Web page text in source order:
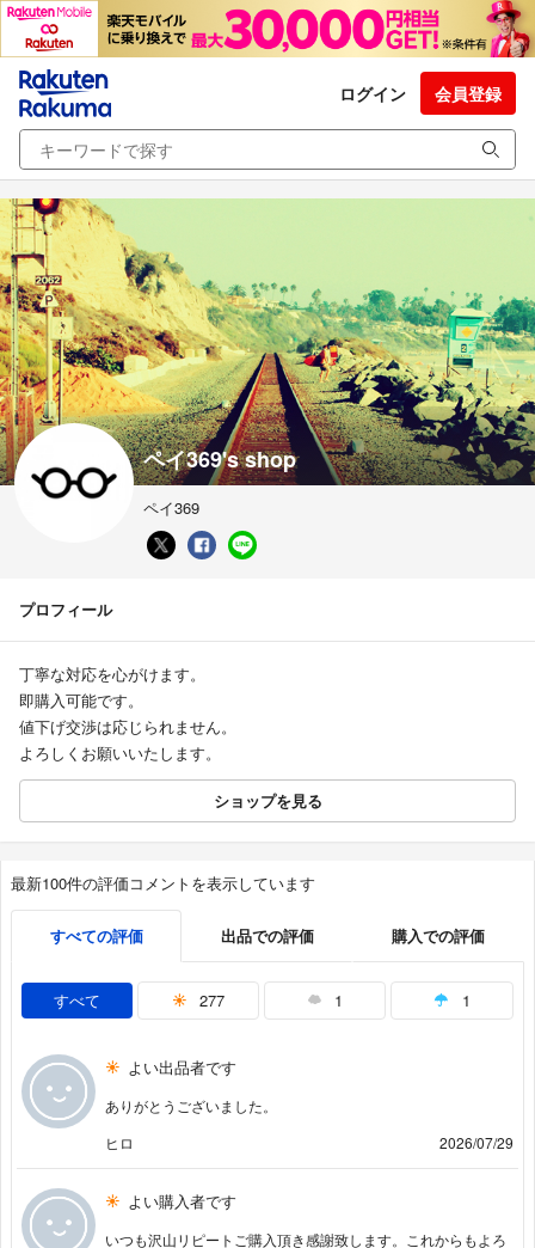
ログイン 会員登録
ペイ369's shop
ペイ369
プロフィール
丁寧な対応を心がけます。
即購入可能です。
値下げ交渉は応じられません。
よろしくお願いいたします。
ショップを見る
最新100件の評価コメントを表示しています
すべての評価 出品での評価 購入での評価
すべて 277 1 1
よい出品者です
ありがとうございました。
ヒロ
2026/07/29
よい購入者です
いつも沢山リピートご購入頂き感謝致します。これからもよろ